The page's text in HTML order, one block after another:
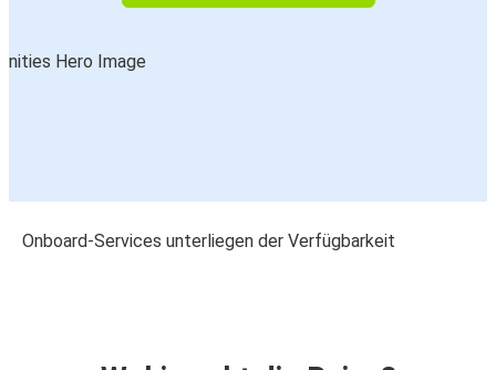
Onboard-Services unterliegen der Verfügbarkeit